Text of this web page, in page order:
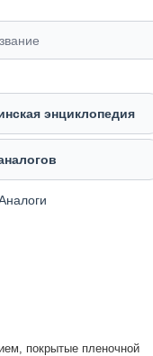
энциклопедия
покрытые пленочной